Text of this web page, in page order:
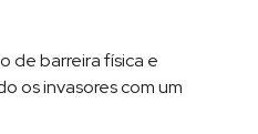
de barreira física e
os invasores com um